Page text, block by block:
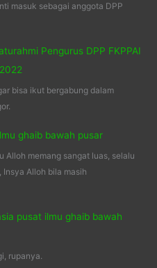
masuk sebagai anggota DPP
Pengurus DPP FKPPAI
bisa ikut bergabung dalam
ghaib bawah pusar
Alloh memang sangat luas, selalu
Alloh bila masih
pusat ilmu ghaib bawah
rupanya.